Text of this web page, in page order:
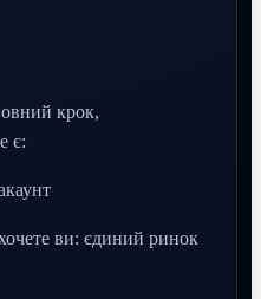
крок,
є:
ви: єдиний ринок